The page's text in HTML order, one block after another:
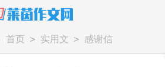
首页 > 实用文 > 感谢信